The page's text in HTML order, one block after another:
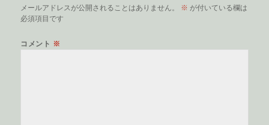
メールアドレスが公開されることはありません。 ※ が付いている欄は
必須項目です
コメント ※